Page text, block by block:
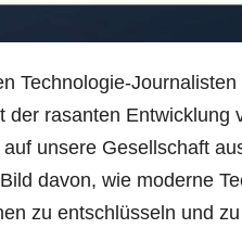
Technologie-
rasanten Entwicklung
unsere Gesellschaft
davon, wie moderne
zu entschlüsseln und